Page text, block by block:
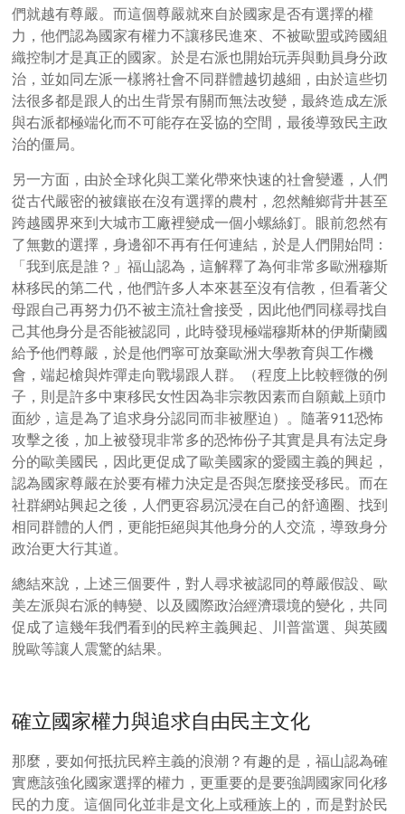
們就越有尊嚴。而這個尊嚴就來自於國家是否有選擇的權
力，他們認為國家有權力不讓移民進來、不被歐盟或跨國組
織控制才是真正的國家。於是右派也開始玩弄與動員身分政
治，並如同左派一樣將社會不同群體越切越細，由於這些切
法很多都是跟人的出生背景有關而無法改變，最終造成左派
與右派都極端化而不可能存在妥協的空間，最後導致民主政
治的僵局。
另一方面，由於全球化與工業化帶來快速的社會變遷，人們
從古代嚴密的被鑲嵌在沒有選擇的農村，忽然離鄉背井甚至
跨越國界來到大城市工廠裡變成一個小螺絲釘。眼前忽然有
了無數的選擇，身邊卻不再有任何連結，於是人們開始問：
「我到底是誰？」福山認為，這解釋了為何非常多歐洲穆斯
林移民的第二代，他們許多人本來甚至沒有信教，但看著父
母跟自己再努力仍不被主流社會接受，因此他們同樣尋找自
己其他身分是否能被認同，此時發現極端穆斯林的伊斯蘭國
給予他們尊嚴，於是他們寧可放棄歐洲大學教育與工作機
會，端起槍與炸彈走向戰場跟人群。（程度上比較輕微的例
子，則是許多中東移民女性因為非宗教因素而自願戴上頭巾
面紗，這是為了追求身分認同而非被壓迫）。隨著911恐怖
攻擊之後，加上被發現非常多的恐怖份子其實是具有法定身
分的歐美國民，因此更促成了歐美國家的愛國主義的興起，
認為國家尊嚴在於要有權力決定是否與怎麼接受移民。而在
社群網站興起之後，人們更容易沉浸在自己的舒適圈、找到
相同群體的人們，更能拒絕與其他身分的人交流，導致身分
政治更大行其道。
總結來說，上述三個要件，對人尋求被認同的尊嚴假設、歐
美左派與右派的轉變、以及國際政治經濟環境的變化，共同
促成了這幾年我們看到的民粹主義興起、川普當選、與英國
脫歐等讓人震驚的結果。
確立國家權力與追求自由民主文化
那麼，要如何抵抗民粹主義的浪潮？有趣的是，福山認為確
實應該強化國家選擇的權力，更重要的是要強調國家同化移
民的力度。這個同化並非是文化上或種族上的，而是對於民